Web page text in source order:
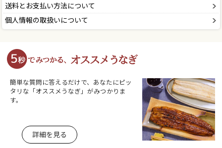
送料とお支払い方法について
個人情報の取扱いについて
簡単な質問に答えるだけで、あなたにピッ
タリな「オススメうなぎ」がみつかりま
す。
詳細を見る